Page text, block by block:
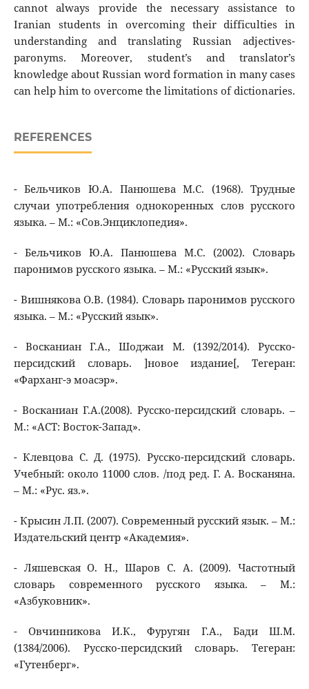
cannot always provide the necessary assistance to
Iranian students in overcoming their difficulties in
understanding and translating Russian adjectives-
paronyms. Moreover, student’s and translator’s
knowledge about Russian word formation in many cases
can help him to overcome the limitations of dictionaries.
REFERENCES
- Бельчиков Ю.А. Панюшева М.С. (1968). Трудные
случаи употребления однокоренных слов русского
языка. – М.: «Сов.Энциклопедия».
- Бельчиков Ю.А. Панюшева М.С. (2002). Словарь
паронимов русского языка. – М.: «Русский язык».
- Вишнякова О.В. (1984). Словарь паронимов русского
языка. – М.: «Русский язык».
- Восканиан Г.А., Шоджаи М. (1392/2014). Русско-
персидский словарь. ]новое издание[, Тегеран:
«Фарханг-э моасэр».
- Восканиан Г.А.(2008). Русско-персидский словарь. –
М.: «АСТ: Восток-Запад».
- Клевцова С. Д. (1975). Русско-персидский словарь.
Учебный: около 11000 слов. /под ред. Г. А. Восканяна.
– М.: «Рус. яз.».
- Крысин Л.П. (2007). Современный русский язык. – М.:
Издательский центр «Академия».
- Ляшевская О. Н., Шаров С. А. (2009). Частотный
словарь современного русского языка. – М.:
«Азбуковник».
- Овчинникова И.К., Фуругян Г.А., Бади Ш.М.
(1384/2006). Русско-персидский словарь. Тегеран:
«Гутенберг».